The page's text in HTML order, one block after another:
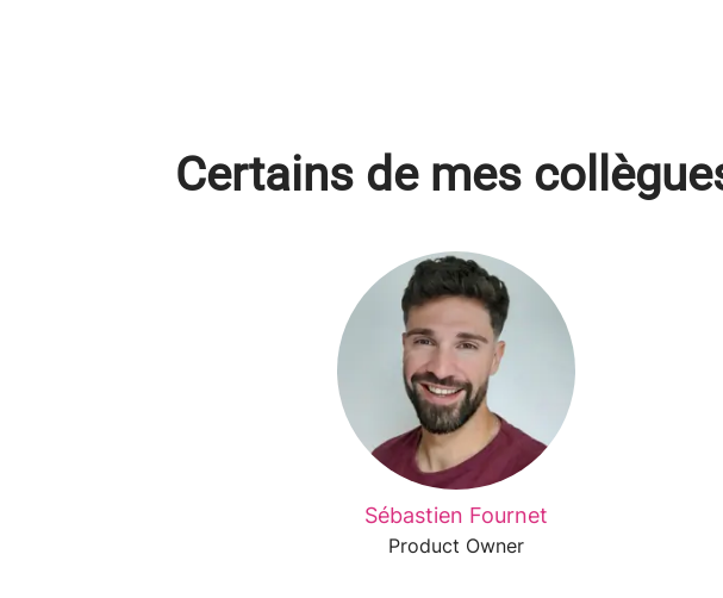
Certains de mes
Sébastien Fournet
Product Owner